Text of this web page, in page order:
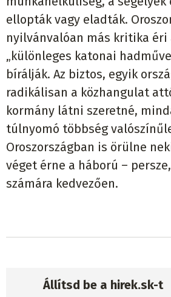
ellopták vagy eladták.
nyilvánvalóan más kritika éri
„különleges katonai
bírálják. Az biztos, egyik
radikálisan a közhangulat
kormány látni szeretné,
túlnyomó többség
Oroszországban is örülne
véget érne a háború –
számára kedvezően.
Állítsd be a hirek.sk-t